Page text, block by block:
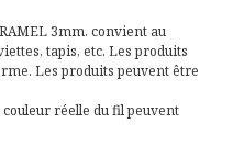
3mm. convient au
tapis, etc. Les produits
Les produits peuvent être
réelle du fil peuvent